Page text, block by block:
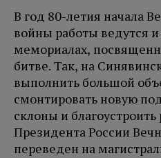
В год 80-летия начала
войны работы ведутся
мемориалах,
битве. Так, на
выполнить большой
смонтировать новую
склоны и
Президента России
переведен на